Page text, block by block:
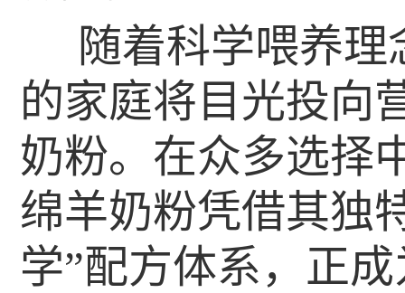
随着科学喂养
的家庭将目光投向
奶粉。在众多选择
绵羊奶粉凭借其独
学”配方体系，正